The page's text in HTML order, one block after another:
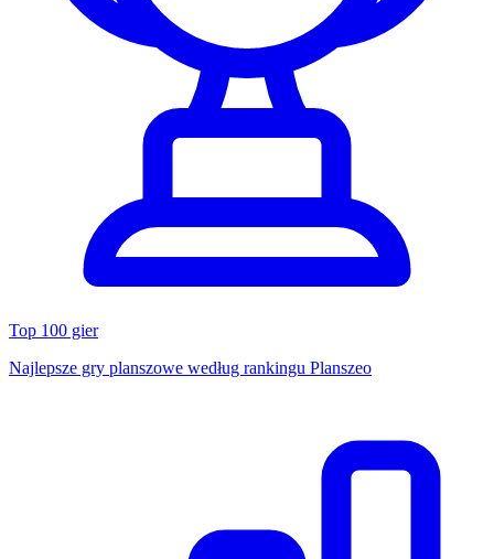
Top 100 gier
Najlepsze gry planszowe według rankingu Planszeo